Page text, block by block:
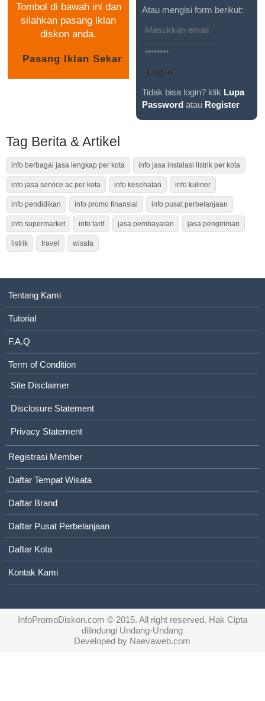
Tombol di bawah ini dan
silahkan pasang iklan
diskon anda.
Atau mengisi form berikut:
Tidak bisa login? klik Lupa
Password atau Register
Tag Berita & Artikel
info berbagai jasa lengkap per kota info jasa instalasi listrik per kota
info jasa service ac per kota info kesehatan info kuliner
info pendidikan info promo finansial info pusat perbelanjaan
info supermarket info tarif jasa pembayaran jasa pengiriman
listrik travel wisata
Tentang Kami
Tutorial
F.A.Q
Term of Condition
Site Disclaimer
Disclosure Statement
Privacy Statement
Registrasi Member
Daftar Tempat Wisata
Daftar Brand
Daftar Pusat Perbelanjaan
Daftar Kota
Kontak Kami
InfoPromoDiskon.com © 2015. All right reserved. Hak Cipta
dilindungi Undang-Undang
Developed by Naevaweb.com